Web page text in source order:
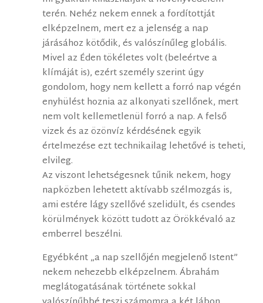
terén. Nehéz nekem ennek a fordítottját
elképzelnem, mert ez a jelenség a nap
járásához kötődik, és valószínűleg globális.
Mivel az Éden tökéletes volt (beleértve a
klímáját is), ezért személy szerint úgy
gondolom, hogy nem kellett a forró nap végén
enyhülést hoznia az alkonyati szellőnek, mert
nem volt kellemetlenül forró a nap. A felső
vizek és az özönvíz kérdésének egyik
értelmezése ezt technikailag lehetővé is teheti,
elvileg.
Az viszont lehetségesnek tűnik nekem, hogy
napközben lehetett aktívabb szélmozgás is,
ami estére lágy szellővé szelidült, és csendes
körülmények között tudott az Örökkévaló az
emberrel beszélni.
Egyébként „a nap szellőjén megjelenő Istent”
nekem nehezebb elképzelnem. Ábrahám
meglátogatásának története sokkal